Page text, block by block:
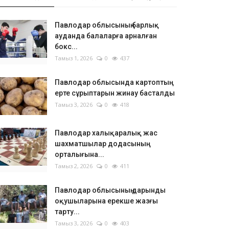
Павлодар облысының барлық
ауданда балаларға арналған
бокс...
Тамыз 1, 2026 0 437
Павлодар облысында картоптың
ерте сұрыптарын жинау басталды
Тамыз 3, 2026 0 418
Павлодар халықаралық жас
шахматшылар додасының
орталығына...
Тамыз 2, 2026 0 411
Павлодар облысының дарынды
оқушыларына ерекше жазғы
тарту...
Тамыз 3, 2026 0 403